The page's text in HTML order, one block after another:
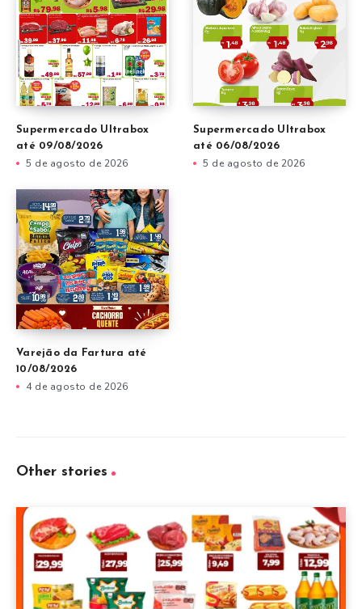
Supermercado Ultrabox
até 09/08/2026
5 de agosto de 2026
Supermercado Ultrabox
até 06/08/2026
5 de agosto de 2026
Varejão da Fartura até
10/08/2026
4 de agosto de 2026
Other stories